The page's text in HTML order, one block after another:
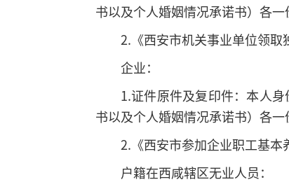
书以及个人婚姻情况承诺书）各一
2.《西安市机关事业单位领取
企业：
1.证件原件及复印件：本人
书以及个人婚姻情况承诺书）各一
2.《西安市参加企业职工基本
户籍在西咸辖区无业人员：